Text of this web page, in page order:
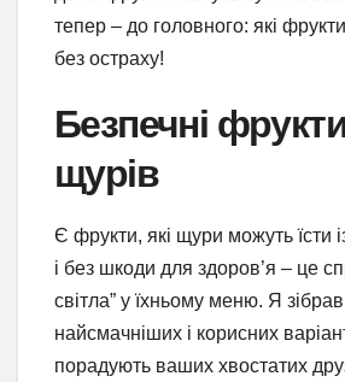
тепер – до головного: які
без остраху!
Безпечні
щурів
Є фрукти, які щури можуть їсти
і без шкоди для здоров’я – це
світла” у їхньому меню. Я
найсмачніших і корисних
порадують ваших хвостатих